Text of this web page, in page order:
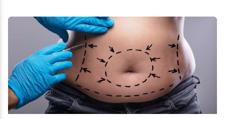
o tem, kako se naša telesa starajo, se mnogi posamezniki
obračajo k različnim strategijam, od dodatkov in nege kože do
vadbenih rutin in prilagoditev prehrane, vse z namenom, da bi
živeli dlje, bolj zdravo in bolj 'lepo'. Kakšne terapije poznamo?